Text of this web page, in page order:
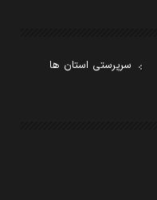
سرپرستی استان ها